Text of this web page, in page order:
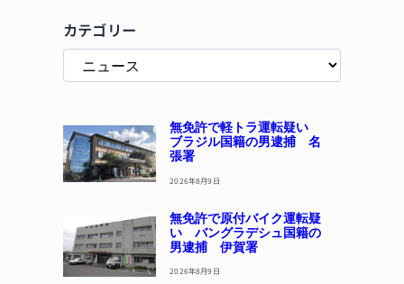
カテゴリー
無免許で軽トラ運転疑い
ブラジル国籍の男逮捕 名
張署
2026年8月9日
無免許で原付バイク運転疑
い バングラデシュ国籍の
男逮捕 伊賀署
2026年8月9日